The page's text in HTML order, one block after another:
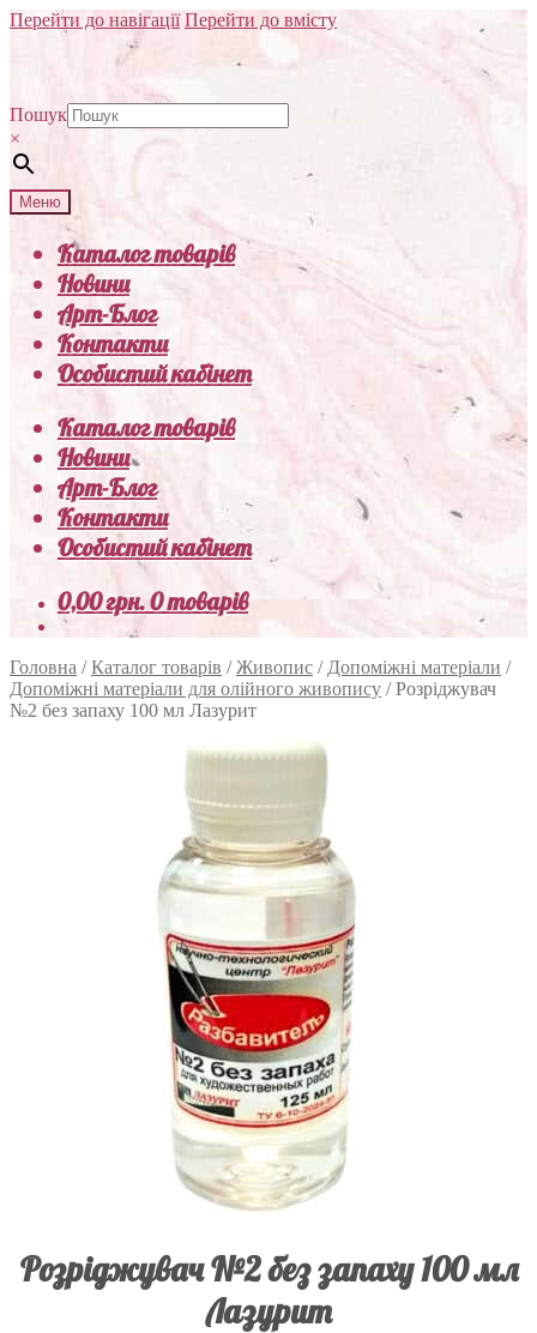
Перейти до навігації Перейти до вмісту
Пошук
×
Меню
Каталог товарів
Новини
Арт-Блог
Контакти
Особистий кабінет
Каталог товарів
Новини
Арт-Блог
Контакти
Особистий кабінет
0,00грн.0 товарів
Головна /Каталог товарів /Живопис / Допоміжні матеріали /
Допоміжні матеріали для олійного живопису /Розріджувач
№2 без запаху 100 мл Лазурит
Розріджувач №2 без запаху 100 мл
Лазурит